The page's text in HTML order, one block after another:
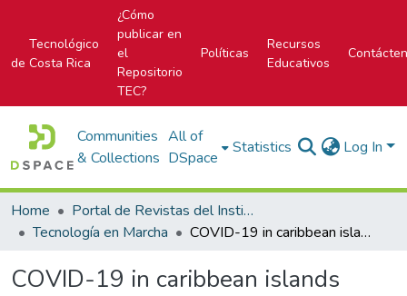
Tecnológico
de Costa Rica
¿Cómo
publicar en
el
Repositorio
TEC?
Políticas
Recursos
Educativos
Communities
& Collections
All of
DSpace
Statistics Log In
Home
Portal de Revistas del Instituto Tecnológico de Costa Rica
Tecnología en Marcha
COVID-19 in caribbean islands
COVID-19 in caribbean islands